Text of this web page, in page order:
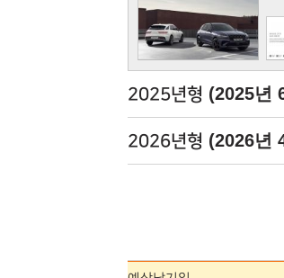
2025년형 (2025년
2026년형 (2026년